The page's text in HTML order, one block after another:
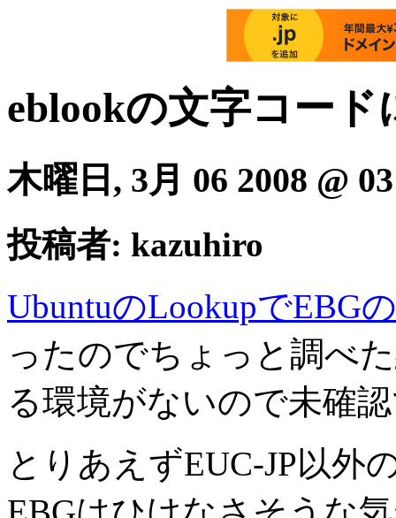
eblookの文字コード
木曜日, 3月 06 2008 @
投稿者: kazuhiro
UbuntuのLookupでEBG
ったのでちょっと調べ
る環境がないので未確
とりあえずEUC-JP以外